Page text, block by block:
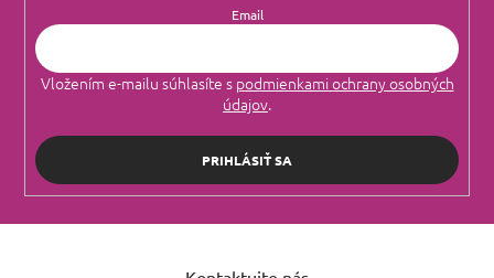
Email
Vložením e-mailu súhlasíte s podmienkami ochrany osobných
údajov.
PRIHLÁSIŤ SA